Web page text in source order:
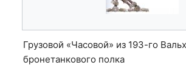
Грузовой «Часовой» из 193-го
бронетанкового полка